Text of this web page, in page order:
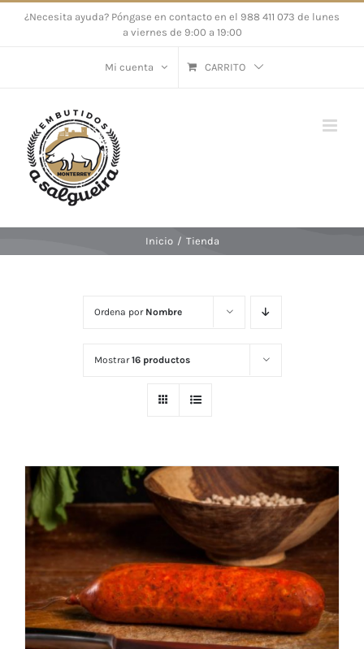
Saltar¿Necesita ayuda? Póngase en contacto en el 988 411 073 de lunes
a viernes de 9:00 a 19:00
Mi cuenta CARRITO
Inicio / Tienda
Ordena por Nombre
Mostrar16 productos